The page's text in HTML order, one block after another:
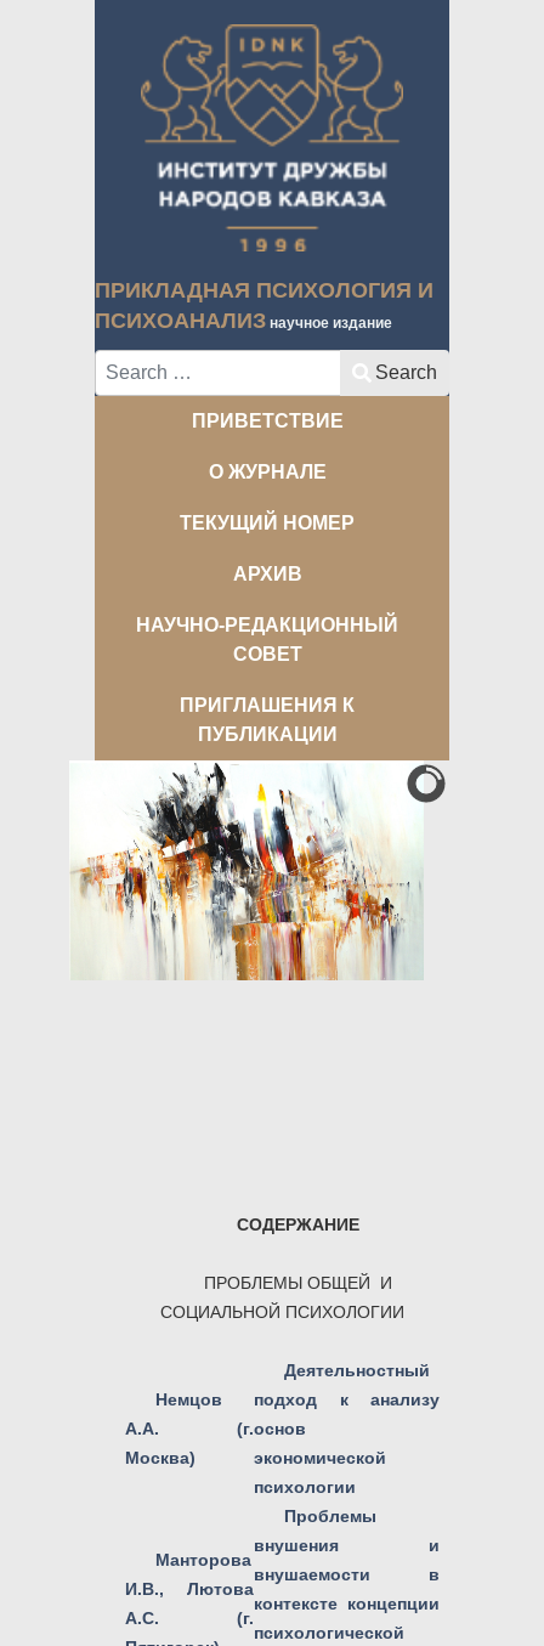
ПРИКЛАДНАЯ ПСИХОЛОГИЯ И
ПСИХОАНАЛИЗ научное издание
Search Search
ПРИВЕТСТВИЕ
О ЖУРНАЛЕ
ТЕКУЩИЙ НОМЕР
АРХИВ
НАУЧНО-РЕДАКЦИОННЫЙ
СОВЕТ
ПРИГЛАШЕНИЯ К
ПУБЛИКАЦИИ
СОДЕРЖАНИЕ
ПРОБЛЕМЫ ОБЩЕЙ И
СОЦИАЛЬНОЙ ПСИХОЛОГИИ
Немцов
А.А. (г.
Москва)
Деятельностный
подход к анализу
основ
экономической
психологии
Манторова
И.В., Лютова
А.С. (г.
Проблемы
внушения и
внушаемости в
контексте концепции
психологической